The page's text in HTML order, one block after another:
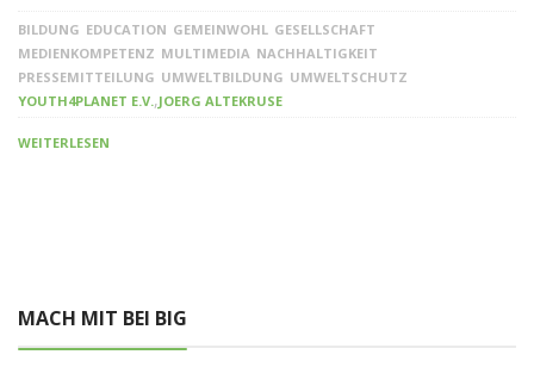
BILDUNG EDUCATION GEMEINWOHL GESELLSCHAFT
MEDIENKOMPETENZ MULTIMEDIA NACHHALTIGKEIT
PRESSEMITTEILUNG UMWELTBILDUNG UMWELTSCHUTZ
YOUTH4PLANET E.V.,JOERG ALTEKRUSE
WEITERLESEN
MACH MIT BEI BIG